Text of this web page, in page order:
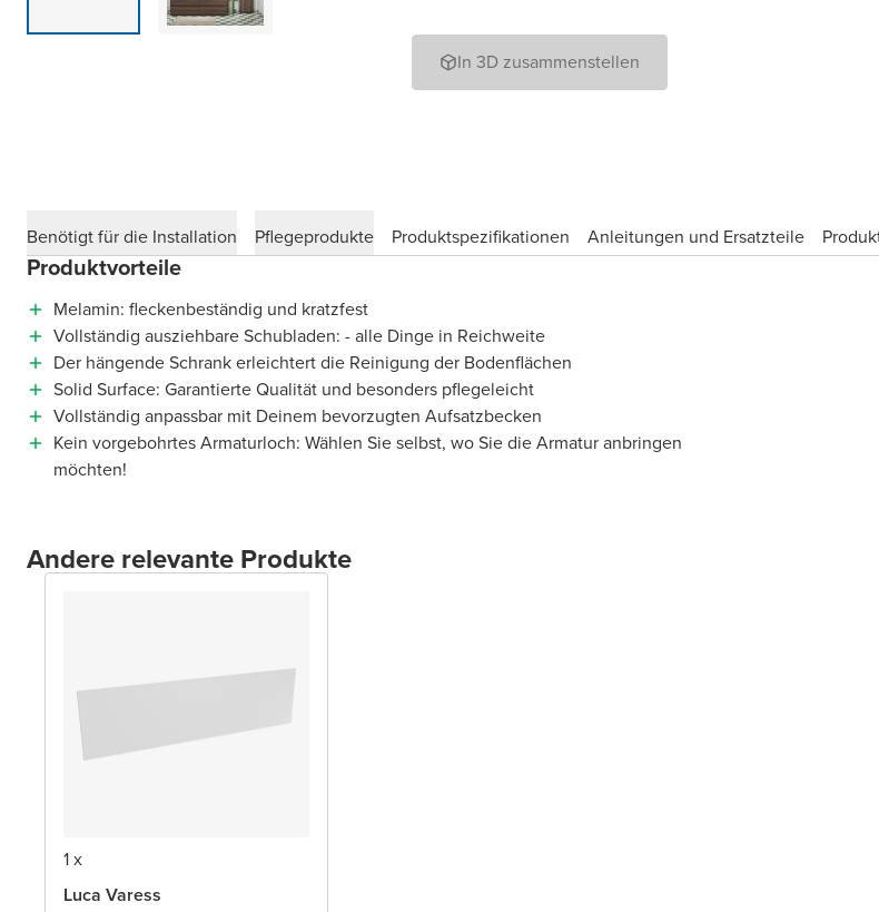
In 3D zusammenstellen
Benötigt für die Installation
Pflegeprodukte Produktspezifikationen Anleitungen und Ersatzteile
Produktvorteile
Melamin: fleckenbeständig und kratzfest
Vollständig ausziehbare Schubladen: - alle Dinge in Reichweite
Der hängende Schrank erleichtert die Reinigung der Bodenflächen
Solid Surface: Garantierte Qualität und besonders pflegeleicht
Vollständig anpassbar mit Deinem bevorzugten Aufsatzbecken
Kein vorgebohrtes Armaturloch: Wählen Sie selbst, wo Sie die Armatur anbringen
möchten!
Andere relevante Produkte
1 x
Luca Varess